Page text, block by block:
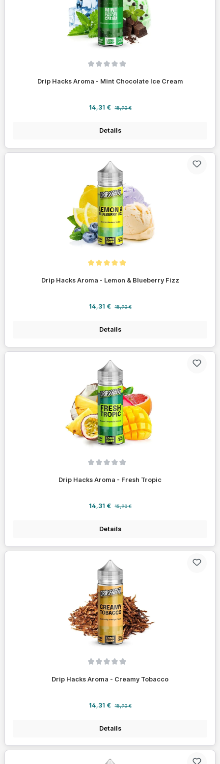
Drip Hacks Aroma - Mint Chocolate Ice Cream
Verkaufspreis:
14,31 € 15,90 €
Details
Drip Hacks Aroma - Lemon & Blueberry Fizz
Verkaufspreis:
14,31 € Regulärer Preis:
15,90 €
Details
Drip Hacks Aroma - Fresh Tropic
Verkaufspreis:
14,31 € 15,90 €
Details
Drip Hacks Aroma - Creamy Tobacco
Verkaufspreis:
14,31 € 15,90 €
Details